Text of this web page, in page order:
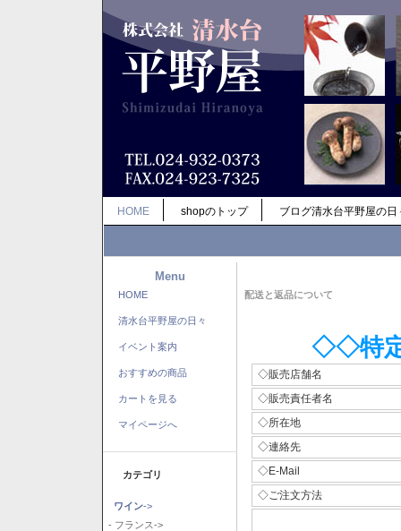
HOME shopのトップ ブログ清水台平野屋の日
Menu
HOME
清水台平野屋の日々
イベント案内
おすすめの商品
カートを見る
マイページへ
カテゴリ
ワイン->
- フランス->
配送と返品について
◇◇特
◇販売店舗名
◇販売責任者名
◇所在地
◇連絡先
◇E-Mail
◇ご注文方法